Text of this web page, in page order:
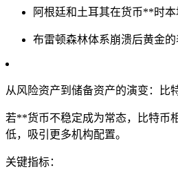
阿根廷和土耳其在货币**时本
布雷顿森林体系崩溃后黄金的
从风险资产到储备资产的演变：比
若**货币不稳定成为常态，比特币
低，吸引更多机构配置。
关键指标：